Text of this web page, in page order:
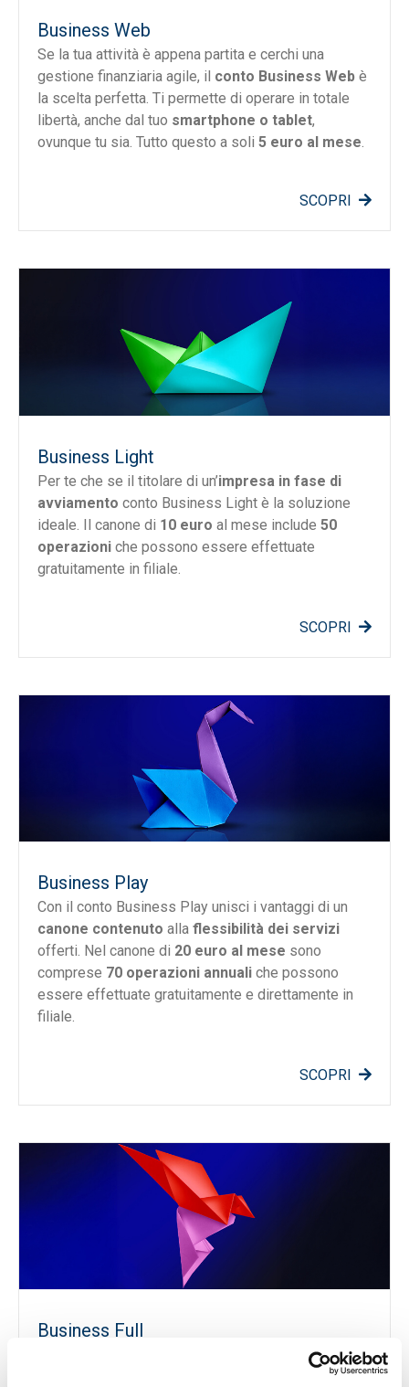
Business Web
Se la tua attività è appena partita e cerchi una
gestione finanziaria agile, il conto Business Web è
la scelta perfetta. Ti permette di operare in totale
libertà, anche dal tuo smartphone o tablet,
ovunque tu sia. Tutto questo a soli 5 euro al mese.
SCOPRI
Business Light
Per te che se il titolare di un’impresa in fase di
avviamento conto Business Light è la soluzione
ideale. Il canone di 10 euro al mese include 50
operazioni che possono essere effettuate
gratuitamente in filiale.
SCOPRI
Business Play
Con il conto Business Play unisci i vantaggi di un
canone contenuto alla flessibilità dei servizi
offerti. Nel canone di 20 euro al mese sono
comprese 70 operazioni annuali che possono
essere effettuate gratuitamente e direttamente in
filiale.
SCOPRI
Business Full
impresa
ed esigenze avanzate. Business Full